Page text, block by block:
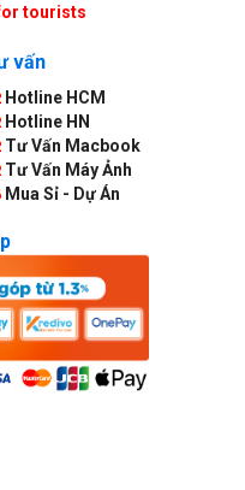
tourists
vấn
Hotline HCM
Hotline HN
Tư Vấn Macbook
Tư Vấn Máy Ảnh
Mua Sỉ - Dự Án